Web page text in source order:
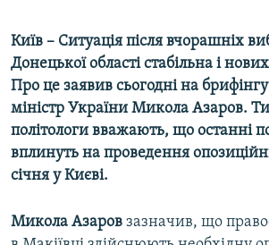
КРИМ РЕАЛІЇ
РУС
УКР
КТАТ
Київ – Ситуація після вчорашніх
Донецької області стабільна і
Про це заявив сьогодні на
міністр України Микола Азаров.
політологи вважають, що останні
вплинуть на проведення
січня у Києві.
Микола Азаров зазначив, що